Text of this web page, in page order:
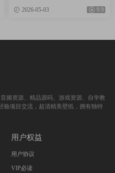
右键单击节点时上下文
可在曲线编辑器中的平
换。
modulation in our hosts with a
Music Scaler 3 v3.2.2 Regged-H
CiSO [MacOSX]（1.45GB）
2026-05-03 9.9
频资源、精品源码、游戏资源、自学教
验项目交流，超清精美壁纸，拥有独特
用户权益
用户协议
VIP必读